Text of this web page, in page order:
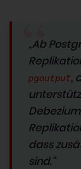
„Ab
pgoutput,
dass
sind.“